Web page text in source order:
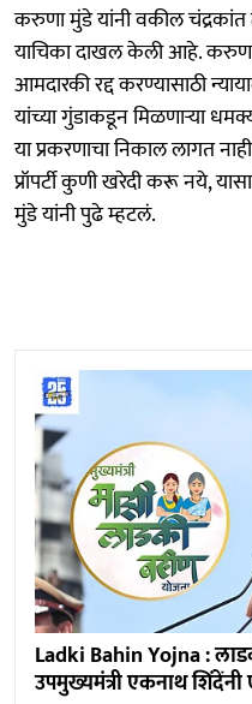
करुणा मुंडे यांनी वकील चंद्रकांत
याचिका दाखल केली आहे.
आमदारकी रद्द करण्यासाठी
यांच्या गुंडाकडून मिळणाऱ्या
या प्रकरणाचा निकाल लागत
प्रॉपर्टी कुणी खरेदी करू नये,
मुंडे यांनी पुढे म्हटलं.
Ladki Bahin Yojna :
उपमुख्यमंत्री एकनाथ